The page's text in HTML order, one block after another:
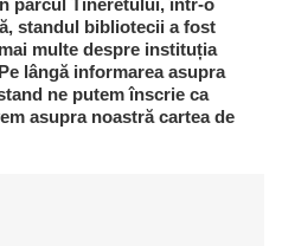
parcul Tineretului, într-o
standul bibliotecii a fost
multe despre instituția
lângă informarea asupra
ne putem înscrie ca
asupra noastră cartea de